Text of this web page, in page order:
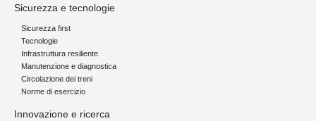
Sicurezza e tecnologie
Sicurezza first
Tecnologie
Infrastruttura resiliente
Manutenzione e diagnostica
Circolazione dei treni
Norme di esercizio
Innovazione e ricerca